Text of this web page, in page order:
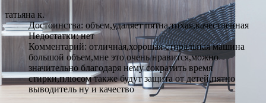
татьяна к.
Достоинства: объем,удаляет пятна,тихая,качественная
Недостатки: нет
Комментарий: отличная,хорошая стиральная машина
большой объем,мне это очень нравится,можно
значительно благодаря нему сократить время
стирки,плюсом также будут защита от детей,пятно
выводитель ну и качество